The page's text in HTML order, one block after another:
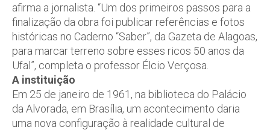
afirma a jornalista. “Um dos primeiros passos para a
finalização da obra foi publicar referências e fotos
históricas no Caderno “Saber”, da Gazeta de Alagoas,
para marcar terreno sobre esses ricos 50 anos da
Ufal”, completa o professor Élcio Verçosa.
A instituição
Em 25 de janeiro de 1961, na biblioteca do Palácio
da Alvorada, em Brasília, um acontecimento daria
uma nova configuração à realidade cultural de